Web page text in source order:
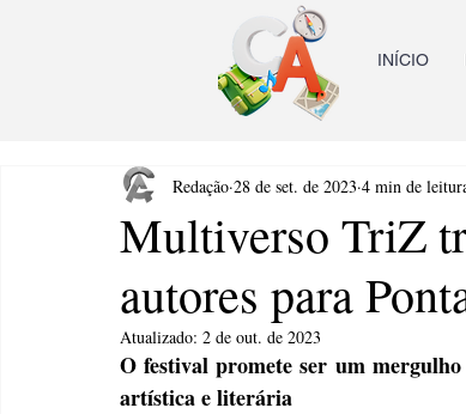
INÍCIO
Multiverso TriZ
autores para
Redação 28 de set. de 2023 4 min de
Atualizado: 2 de out. de 2023
O festival promete ser um
artística e literária